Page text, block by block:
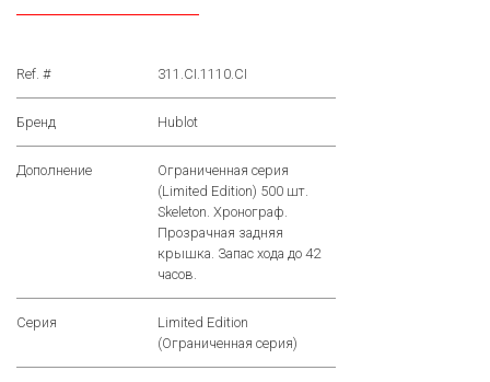
Ref. # 311.CI.1110.CI
Бренд Hublot
Дополнение
Ограниченная серия
(Limited Edition) 500 шт.
Skeleton. Хронограф.
Прозрачная задняя
крышка. Запас хода до 42
часов.
Серия
Limited Edition
(Ограниченная серия)